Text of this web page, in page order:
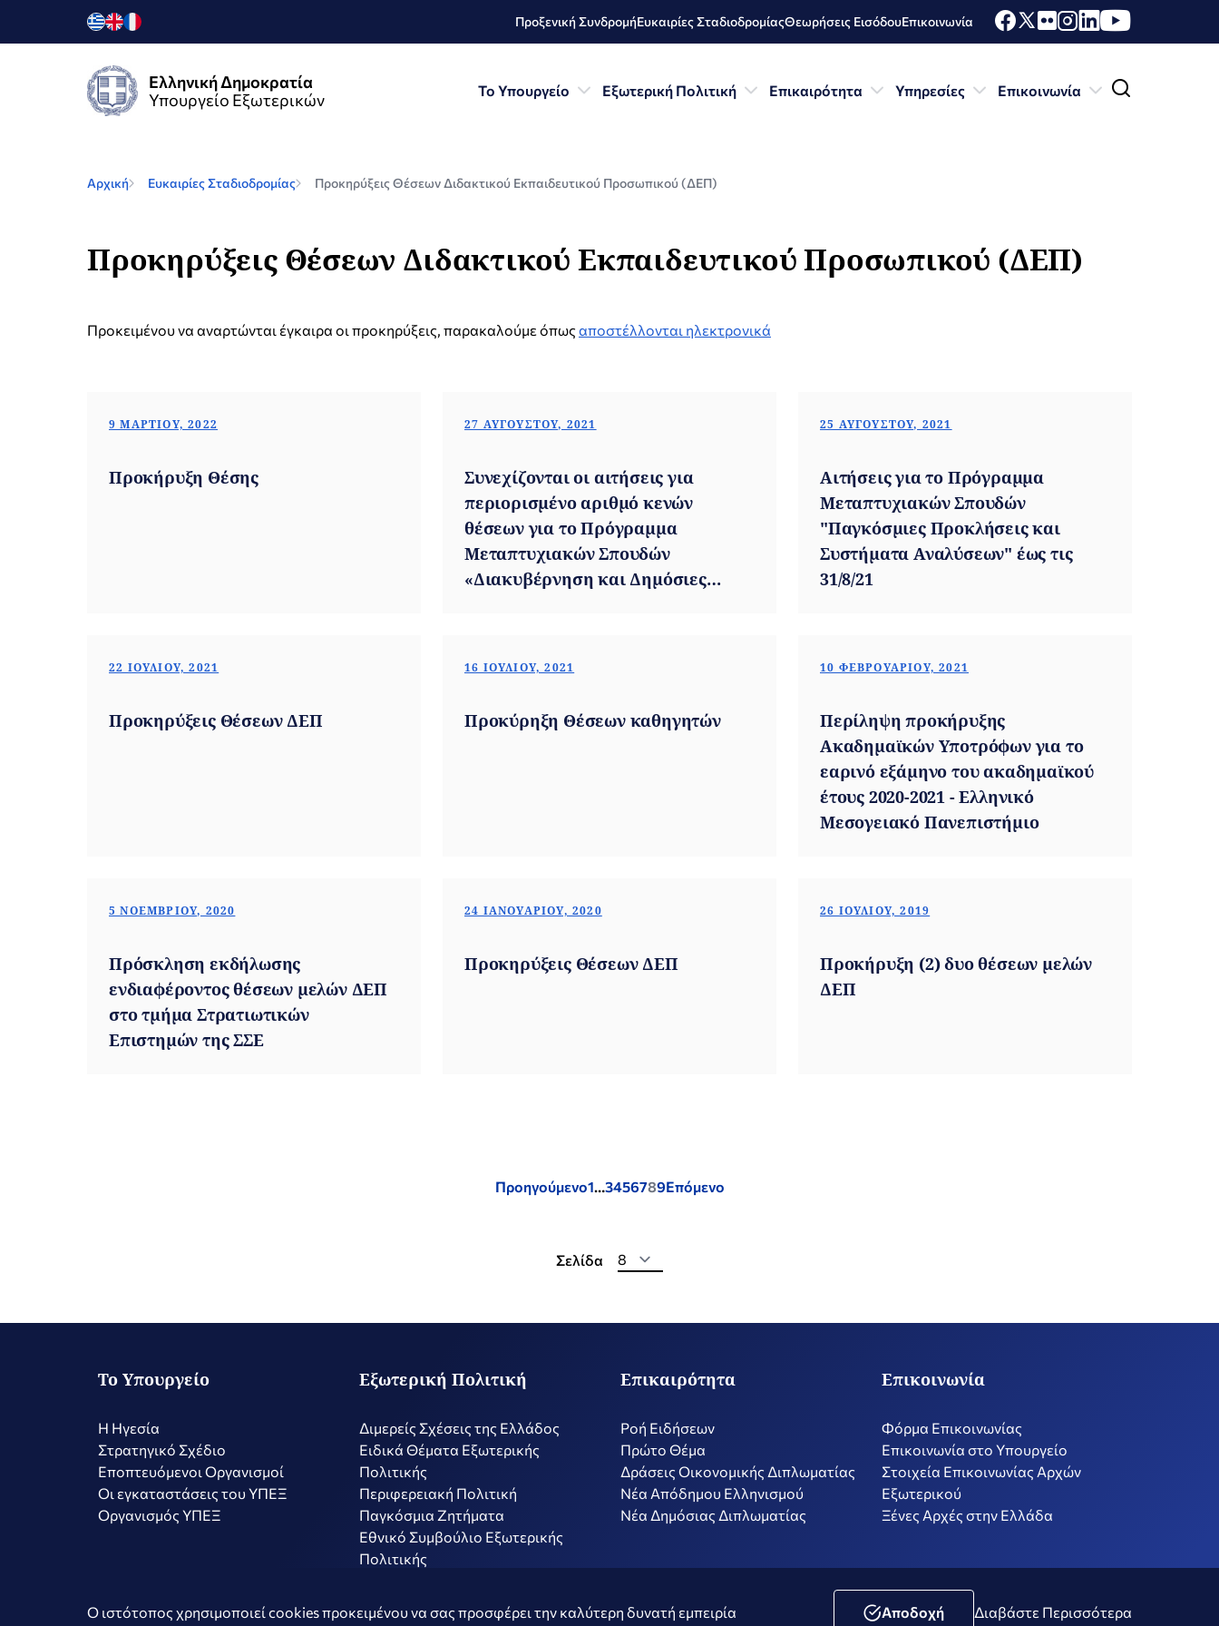
Προξενική ΣυνδρομήΕυκαιρίες ΣταδιοδρομίαςΘεωρήσεις ΕισόδουΕπικοινωνία
Ελληνική Δημοκρατία
Υπουργείο Εξωτερικών
Το Υπουργείο Εξωτερική Πολιτική Επικαιρότητα Υπηρεσίες Επικοινωνία
Αρχική Ευκαιρίες Σταδιοδρομίας Προκηρύξεις Θέσεων Διδακτικού Εκπαιδευτικού Προσωπικού (ΔΕΠ)
Προκηρύξεις Θέσεων Διδακτικού Εκπαιδευτικού Προσωπικού (ΔΕΠ)
Προκειμένου να αναρτώνται έγκαιρα οι προκηρύξεις, παρακαλούμε όπως αποστέλλονται ηλεκτρονικά
9 ΜΑΡΤΊΟΥ, 2022
Προκήρυξη Θέσης
27 ΑΥΓΟΎΣΤΟΥ, 2021
Συνεχίζονται οι αιτήσεις για
περιορισμένο αριθμό κενών
θέσεων για το Πρόγραμμα
Μεταπτυχιακών Σπουδών
«Διακυβέρνηση και Δημόσιες
25 ΑΥΓΟΎΣΤΟΥ, 2021
Αιτήσεις για το Πρόγραμμα
Μεταπτυχιακών Σπουδών
"Παγκόσμιες Προκλήσεις και
Συστήματα Αναλύσεων" έως τις
31/8/21
22 ΙΟΥΛΊΟΥ, 2021
Προκηρύξεις Θέσεων ΔΕΠ
16 ΙΟΥΛΊΟΥ, 2021
Προκύρηξη Θέσεων καθηγητών
10 ΦΕΒΡΟΥΑΡΊΟΥ, 2021
Περίληψη προκήρυξης
Ακαδημαϊκών Υποτρόφων για το
εαρινό εξάμηνο του ακαδημαϊκού
έτους 2020-2021 - Ελληνικό
Μεσογειακό Πανεπιστήμιο
5 ΝΟΕΜΒΡΊΟΥ, 2020
Πρόσκληση εκδήλωσης
ενδιαφέροντος θέσεων μελών ΔΕΠ
στο τμήμα Στρατιωτικών
Επιστημών της ΣΣΕ
24 ΙΑΝΟΥΑΡΊΟΥ, 2020
Προκηρύξεις Θέσεων ΔΕΠ
26 ΙΟΥΛΊΟΥ, 2019
Προκήρυξη (2) δυο θέσεων μελών
ΔΕΠ
Posts
Προηγούμενο1…3456789Επόμενο
Σελίδα
Το Υπουργείο
Η Ηγεσία
Στρατηγικό Σχέδιο
Εποπτευόμενοι Οργανισμοί
Οι εγκαταστάσεις του ΥΠΕΞ
Οργανισμός ΥΠΕΞ
Εξωτερική Πολιτική
Διμερείς Σχέσεις της Ελλάδος
Ειδικά Θέματα Εξωτερικής
Πολιτικής
Περιφερειακή Πολιτική
Παγκόσμια Ζητήματα
Εθνικό Συμβούλιο Εξωτερικής
Πολιτικής
Επικαιρότητα
Ροή Ειδήσεων
Πρώτο Θέμα
Δράσεις Οικονομικής Διπλωματίας
Nέα Απόδημου Ελληνισμού
Νέα Δημόσιας Διπλωματίας
Επικοινωνία
Φόρμα Επικοινωνίας
Επικοινωνία στο Υπουργείο
Στοιχεία Επικοινωνίας Αρχών
Εξωτερικού
Ξένες Αρχές στην Ελλάδα
Copyright © 2026 Ελληνική Δημοκρατία - Υπουργείο Εξωτερικών Όροι Χρήσης Πολιτική Μέσων Κοινωνικής Δικτύωσης Δήλωση Προσβασιμότητας
Ο ιστότοπος χρησιμοποιεί cookies προκειμένου να σας προσφέρει την καλύτερη δυνατή εμπειρία Αποδοχή Διαβάστε Περισσότερα